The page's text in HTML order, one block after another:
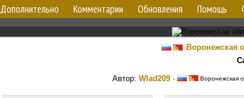
Дополнительно Комментарии Обновления Помощь
Воронежская
Автор: Wlad209 · Воронежская